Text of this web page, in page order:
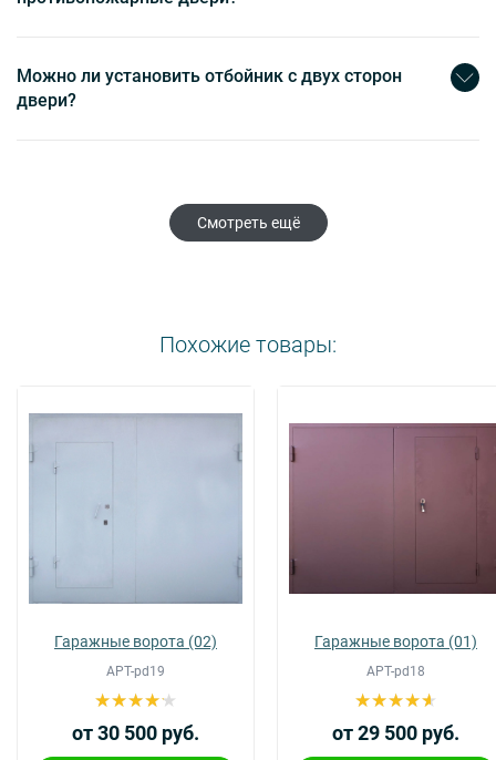
Можно ли установить отбойник с двух сторон
двери?
Смотреть ещё
Похожие товары:
Гаражные ворота (02)
АРТ-pd19
от 30 500 руб.
Гаражные ворота (01)
АРТ-pd18
от 29 500 руб.